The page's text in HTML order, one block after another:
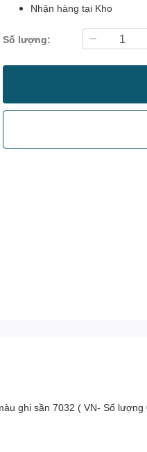
Nhận hàng tại Kho
Số lượng:
ghi sần 7032 ( VN- Số lượng